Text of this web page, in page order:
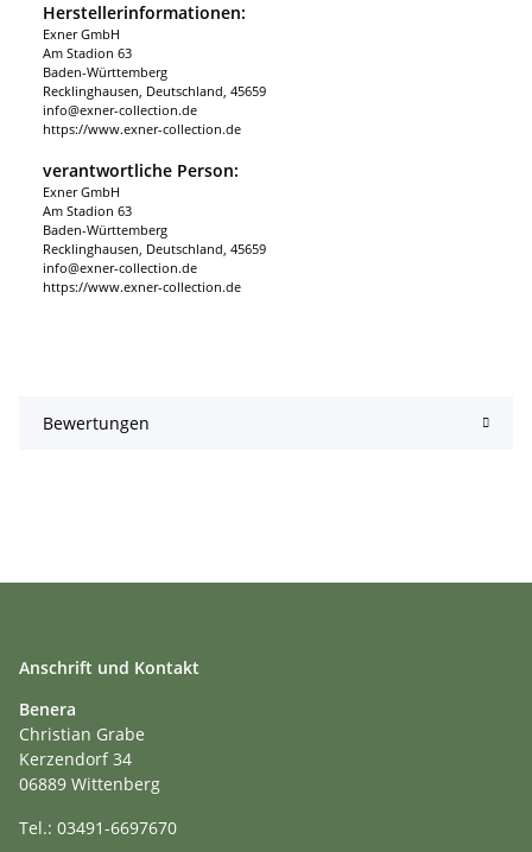
Herstellerinformationen:
Exner GmbH
Am Stadion 63
Baden-Württemberg
Recklinghausen, Deutschland, 45659
info@exner-collection.de
https://www.exner-collection.de
verantwortliche Person:
Exner GmbH
Am Stadion 63
Baden-Württemberg
Recklinghausen, Deutschland, 45659
info@exner-collection.de
https://www.exner-collection.de
Bewertungen
Anschrift und Kontakt
Benera
Christian Grabe
Kerzendorf 34
06889 Wittenberg
Tel.: 03491-6697670